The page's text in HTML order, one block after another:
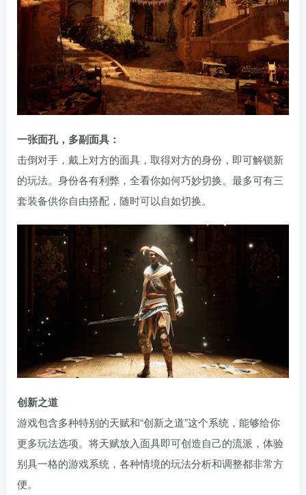
一张面孔，多副面具：
击倒对手，戴上对方的面具，取得对方的身份，即可解锁新
的玩法。身份各有利弊，全看你如何巧妙切换。最多可有三
套装备供你自由搭配，随时可以自如切换。
创新之道
游戏包含多种特别的天赋和“创新之道”这个系统，能够给你
更多玩法选项。将天赋放入面具即可创造自己的流派，体验
别具一格的游戏系统，各种情境的玩法分析和调整都非常方
便。